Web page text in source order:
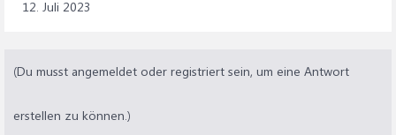
12. Juli 2023
(Du musst angemeldet oder registriert sein, um eine Antwort
erstellen zu können.)